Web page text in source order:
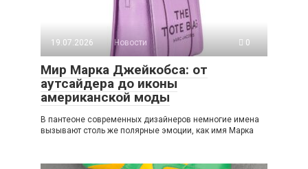
19.07.2026 Новости 0
Мир Марка Джейкобса: от
аутсайдера до иконы
американской моды
В пантеоне современных дизайнеров немногие имена
вызывают столь же полярные эмоции, как имя Марка